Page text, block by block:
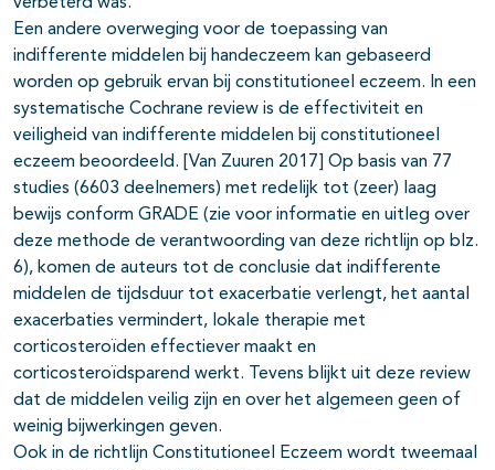
Een andere overweging voor de toepassing van
indifferente middelen bij handeczeem kan gebaseerd
worden op gebruik ervan bij constitutioneel eczeem. In een
systematische Cochrane review is de effectiviteit en
veiligheid van indifferente middelen bij constitutioneel
eczeem beoordeeld. [Van Zuuren 2017] Op basis van 77
studies (6603 deelnemers) met redelijk tot (zeer) laag
bewijs conform GRADE (zie voor informatie en uitleg over
deze methode de verantwoording van deze richtlijn op blz.
6), komen de auteurs tot de conclusie dat indifferente
middelen de tijdsduur tot exacerbatie verlengt, het aantal
exacerbaties vermindert, lokale therapie met
corticosteroïden effectiever maakt en
corticosteroïdsparend werkt. Tevens blijkt uit deze review
dat de middelen veilig zijn en over het algemeen geen of
weinig bijwerkingen geven.
Ook in de richtlijn Constitutioneel Eczeem wordt tweemaal